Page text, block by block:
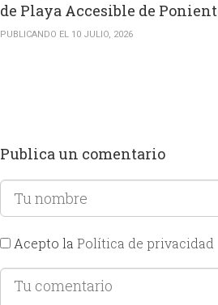
de Playa Accesible de
PUBLICANDO EL 10 JULIO, 2026
Publica un comentario
Acepto la Política de privacidad